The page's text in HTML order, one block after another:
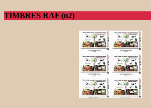
TIMBRES RAF (n2)